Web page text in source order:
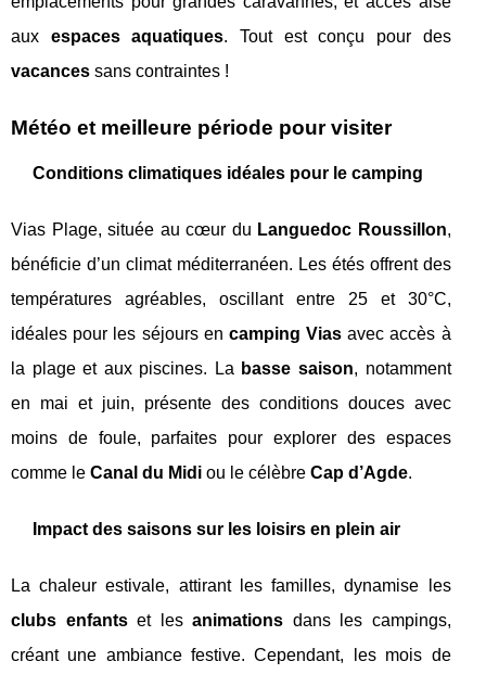
aux espaces aquatiques. Tout est conçu pour des
vacances sans contraintes !
Météo et meilleure période pour visiter
Conditions climatiques idéales pour le camping
Vias Plage, située au cœur du Languedoc Roussillon,
bénéficie d’un climat méditerranéen. Les étés offrent des
températures agréables, oscillant entre 25 et 30°C,
idéales pour les séjours en camping Vias avec accès à
la plage et aux piscines. La basse saison, notamment
en mai et juin, présente des conditions douces avec
moins de foule, parfaites pour explorer des espaces
comme le Canal du Midi ou le célèbre Cap d’Agde.
Impact des saisons sur les loisirs en plein air
La chaleur estivale, attirant les familles, dynamise les
clubs enfantset lesanimations dans les campings,
créant une ambiance festive. Cependant, les mois de